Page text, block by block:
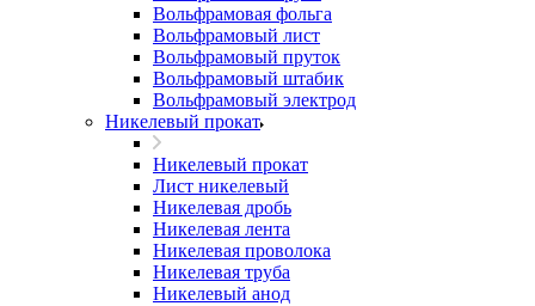
Вольфрамовая фольга
Вольфрамовый лист
Вольфрамовый пруток
Вольфрамовый штабик
Вольфрамовый электрод
Никелевый прокат
Никелевый прокат
Лист никелевый
Никелевая дробь
Никелевая лента
Никелевая проволока
Никелевая труба
Никелевый анод